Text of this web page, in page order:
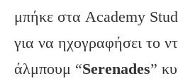
μπήκε στα Academy
για να ηχογραφήσει το
άλμπουμ “Serenades”